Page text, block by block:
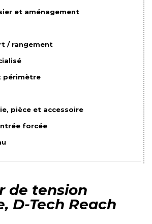
et aménagement
/ rangement
périmètre
pièce et accessoire
forcée
de tension
D-Tech Reach